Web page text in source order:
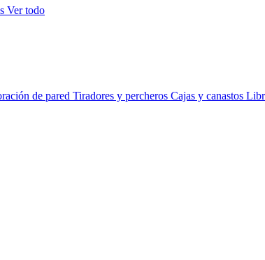
Ver todo
de pared Tiradores y percheros Cajas y canastos